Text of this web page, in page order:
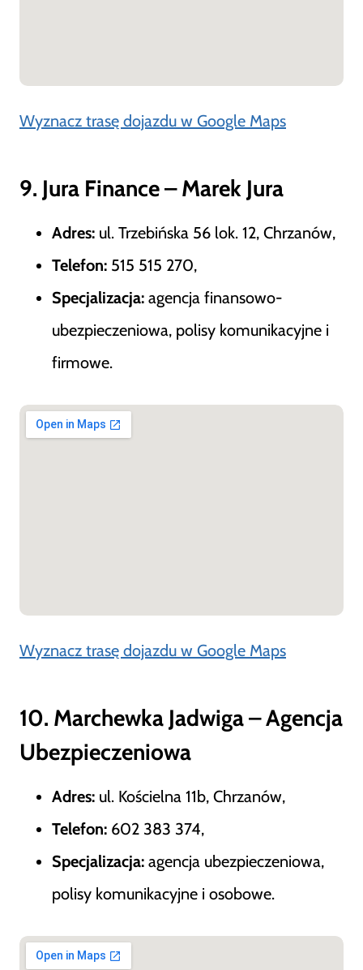
Wyznacz trasę dojazdu w Google Maps
9. Jura Finance – Marek Jura
Adres: ul. Trzebińska 56 lok. 12, Chrzanów,
Telefon: 515 515 270,
Specjalizacja: agencja finansowo-
ubezpieczeniowa, polisy komunikacyjne i
firmowe.
Wyznacz trasę dojazdu w Google Maps
10. Marchewka Jadwiga – Agencja
Ubezpieczeniowa
Adres: ul. Kościelna 11b, Chrzanów,
Telefon: 602 383 374,
Specjalizacja: agencja ubezpieczeniowa,
polisy komunikacyjne i osobowe.